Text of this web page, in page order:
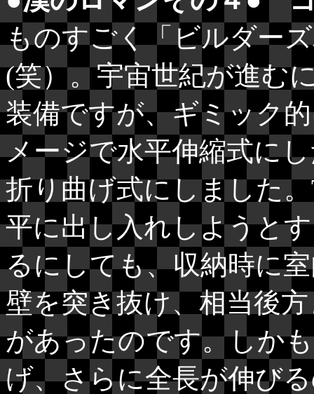
ものすごく「ビルダー
(笑）。宇宙世紀が進む
装備ですが、ギミック
メージで水平伸縮式に
折り曲げ式にしました
平に出し入れしようと
るにしても、収納時に
壁を突き抜け、相当後
があったのです。しか
げ、さらに全長が伸び